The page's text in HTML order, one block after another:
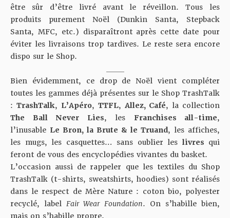
être sûr d’être livré avant le réveillon. Tous les
produits purement Noël (Dunkin Santa, Stepback
Santa, MFC, etc.) disparaîtront après cette date pour
éviter les livraisons trop tardives. Le reste sera encore
dispo sur le Shop.
Bien évidemment, ce drop de Noël vient compléter
toutes les gammes déjà présentes sur le Shop TrashTalk
: TrashTalk, L’Apéro, TTFL, Allez, Café, la collection
The Ball Never Lies, les Franchises all-time,
l’inusable Le Bron, la Brute & le Truand, les affiches,
les mugs, les casquettes… sans oublier les livres qui
feront de vous des encyclopédies vivantes du basket.
L’occasion aussi de rappeler que les textiles du Shop
TrashTalk (t-shirts, sweatshirts, hoodies) sont réalisés
dans le respect de Mère Nature : coton bio, polyester
recyclé, label Fair Wear Foundation. On s’habille bien,
mais on s’habille propre.